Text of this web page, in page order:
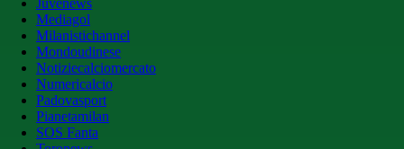
Juvenews
Mediagol
Milanistichannel
Mondoudinese
Notiziecalciomercato
Numericalcio
Padovasport
Pianetamilan
SOS Fanta